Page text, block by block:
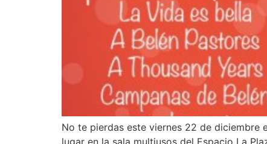
No te pierdas este viernes 22 de diciembre